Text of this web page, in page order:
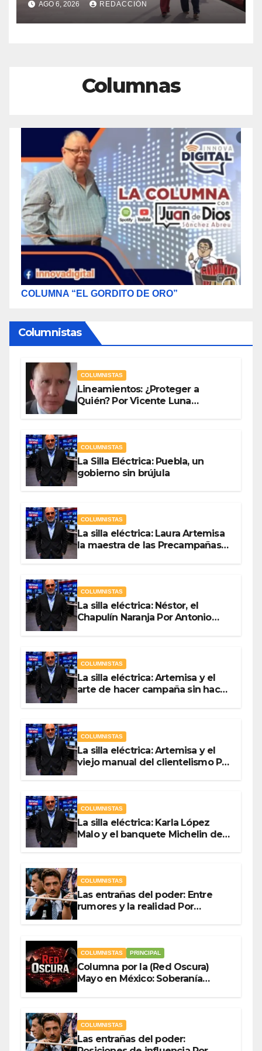
del Centro Histórico de
Veracruz
AGO 6, 2026 REDACCIÓN
Columnas
COLUMNA “EL GORDITO DE ORO”
Columnistas
COLUMNISTAS
Lineamientos: ¿Proteger a
Quién? Por Vicente Luna
COLUMNISTAS
La Silla Eléctrica: Puebla, un
gobierno sin brújula
COLUMNISTAS
La silla eléctrica: Laura Artemisa
la maestra de las Precampañas
COLUMNISTAS
La silla eléctrica: Néstor, el
Chapulín Naranja Por Antonio
COLUMNISTAS
La silla eléctrica: Artemisa y el
arte de hacer campaña sin hacer
COLUMNISTAS
La silla eléctrica: Artemisa y el
viejo manual del clientelismo Por
COLUMNISTAS
La silla eléctrica: Karla López
Malo y el banquete Michelin del
COLUMNISTAS
Las entrañas del poder: Entre
rumores y la realidad Por
COLUMNISTAS PRINCIPAL
Columna por la (Red Oscura)
Mayo en México: Soberanía
COLUMNISTAS
Las entrañas del poder: